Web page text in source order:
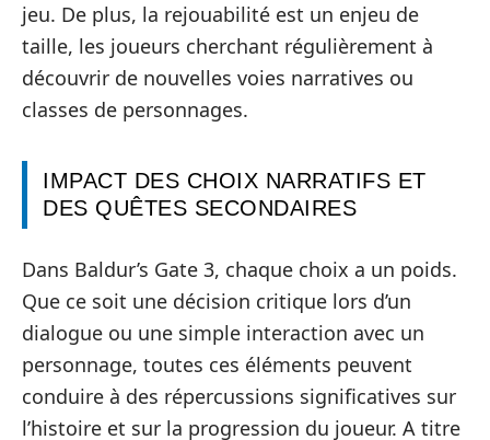
jeu. De plus, la rejouabilité est un enjeu de
taille, les joueurs cherchant régulièrement à
découvrir de nouvelles voies narratives ou
classes de personnages.
IMPACT DES CHOIX NARRATIFS ET
DES QUÊTES SECONDAIRES
Dans Baldur’s Gate 3, chaque choix a un poids.
Que ce soit une décision critique lors d’un
dialogue ou une simple interaction avec un
personnage, toutes ces éléments peuvent
conduire à des répercussions significatives sur
l’histoire et sur la progression du joueur. A titre